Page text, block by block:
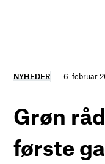
NYHEDER 6. februar
Grøn
første